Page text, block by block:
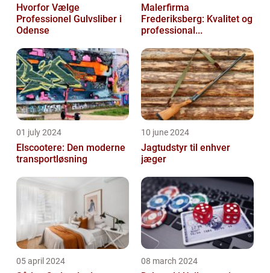
Hvorfor Vælge
Professionel Gulvsliber i
Odense
Malerfirma
Frederiksberg: Kvalitet og
professional...
01 july 2024
Elscootere: Den moderne
transportløsning
10 june 2024
Jagtudstyr til enhver
jæger
05 april 2024 08 march 2024